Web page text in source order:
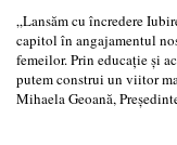
„Lansăm cu încredere
capitol în angajamentul
femeilor. Prin educație și
putem construi un viitor
Mihaela Geoană,